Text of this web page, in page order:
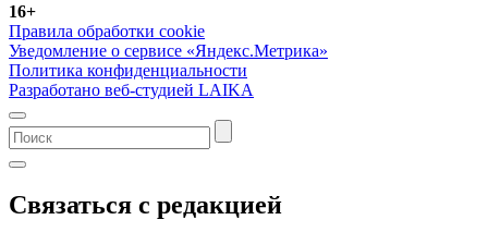
16+
Правила обработки cookie
Уведомление о сервисе «Яндекс.Метрика»
Политика конфиденциальности
Разработано веб-студией LAIKA
Связаться с редакцией